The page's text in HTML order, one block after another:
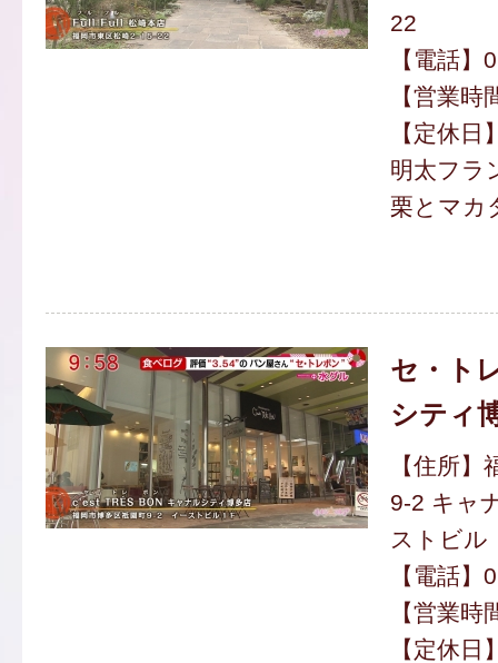
22
【電話
【営業
【定休日
明太フラ
栗とマカ
セ・ト
シティ
【住所
9-2 キャ
ストビル
【電話
【営業
【定休日